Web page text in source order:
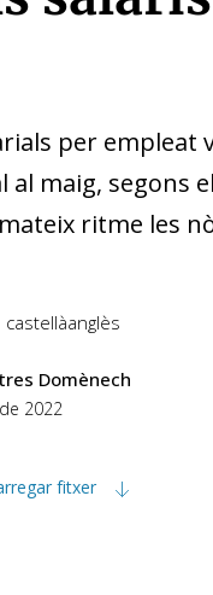
per
al maig, segons
ritme les
castellàanglès
Domènech
2022
fitxer